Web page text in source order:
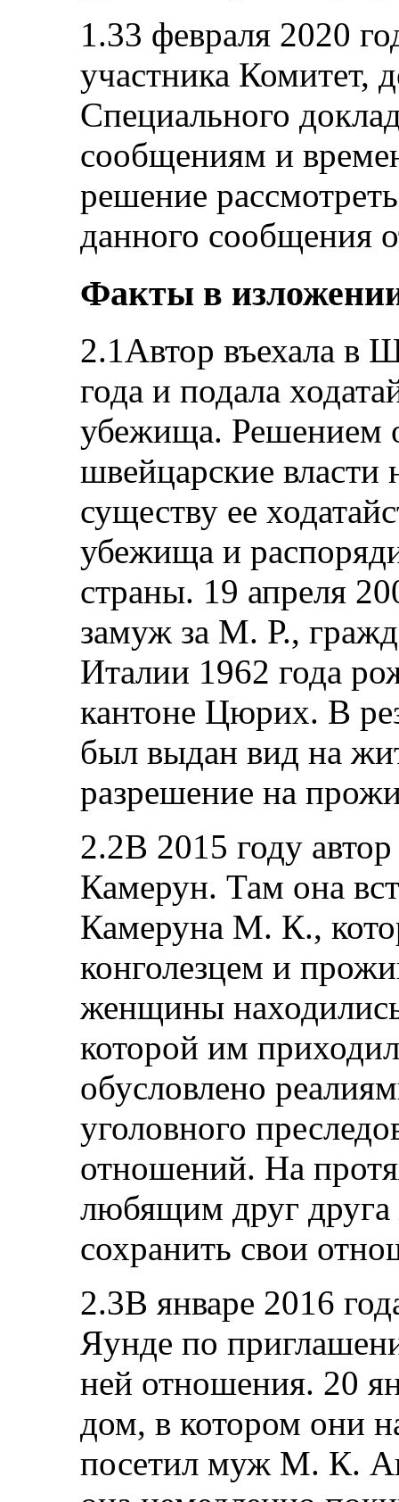
1.33 февраля 2020
участника Комитет,
Специального
сообщениям и
решение
данного сообщения
Факты в
2.1Автор въехала в
года и подала
убежища. Решением
швейцарские власти
существу ее
убежища и
страны. 19 апреля
замуж за М. Р.,
Италии 1962 года
кантоне Цюрих. В
был выдан вид на
разрешение на
2.2В 2015 году
Камерун. Там она
Камеруна М. К.,
конголезцем и
женщины
которой им
обусловлено
уголовного
отношений. На
любящим друг
сохранить свои
2.3В январе 2016
Яунде по
ней отношения. 20
дом, в котором они
посетил муж М. К.